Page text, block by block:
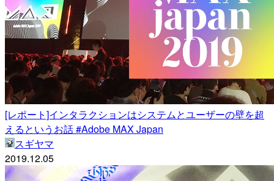
[レポート]インタラクションはシステムとユーザーの壁を超
えるというお話 #Adobe MAX Japan
スギヤマ
2019.12.05